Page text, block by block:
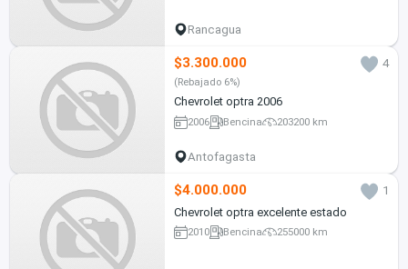
Rancagua
$3.300.000 4
(Rebajado 6%)
Chevrolet optra 2006
2006 Bencina 203200 km
Antofagasta
$4.000.000
1
Chevrolet optra excelente estado
2010 Bencina 255000 km